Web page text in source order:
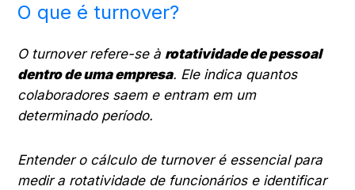
O que é turnover?
O turnover refere-se à rotatividade de pessoal
dentro de uma empresa. Ele indica quantos
colaboradores saem e entram em um
determinado período.
Entender o cálculo de turnover é essencial para
medir a rotatividade de funcionários e identificar